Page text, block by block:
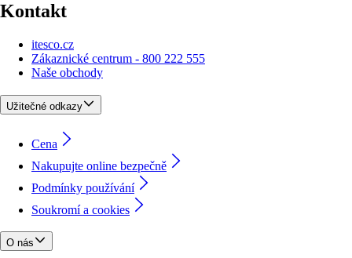
Kontakt
itesco.cz
Zákaznické centrum - 800 222 555
Naše obchody
Užitečné odkazy
Cena
Nakupujte online bezpečně
Podmínky používání
Soukromí a cookies
O nás